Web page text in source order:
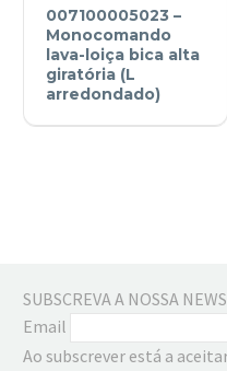
Monocomando
lava-
007100005023 –
Monocomando
lava-loiça bica alta
giratória (L
arredondado)
SUBSCREVA A NOSSA
Email
Ao subscrever está a